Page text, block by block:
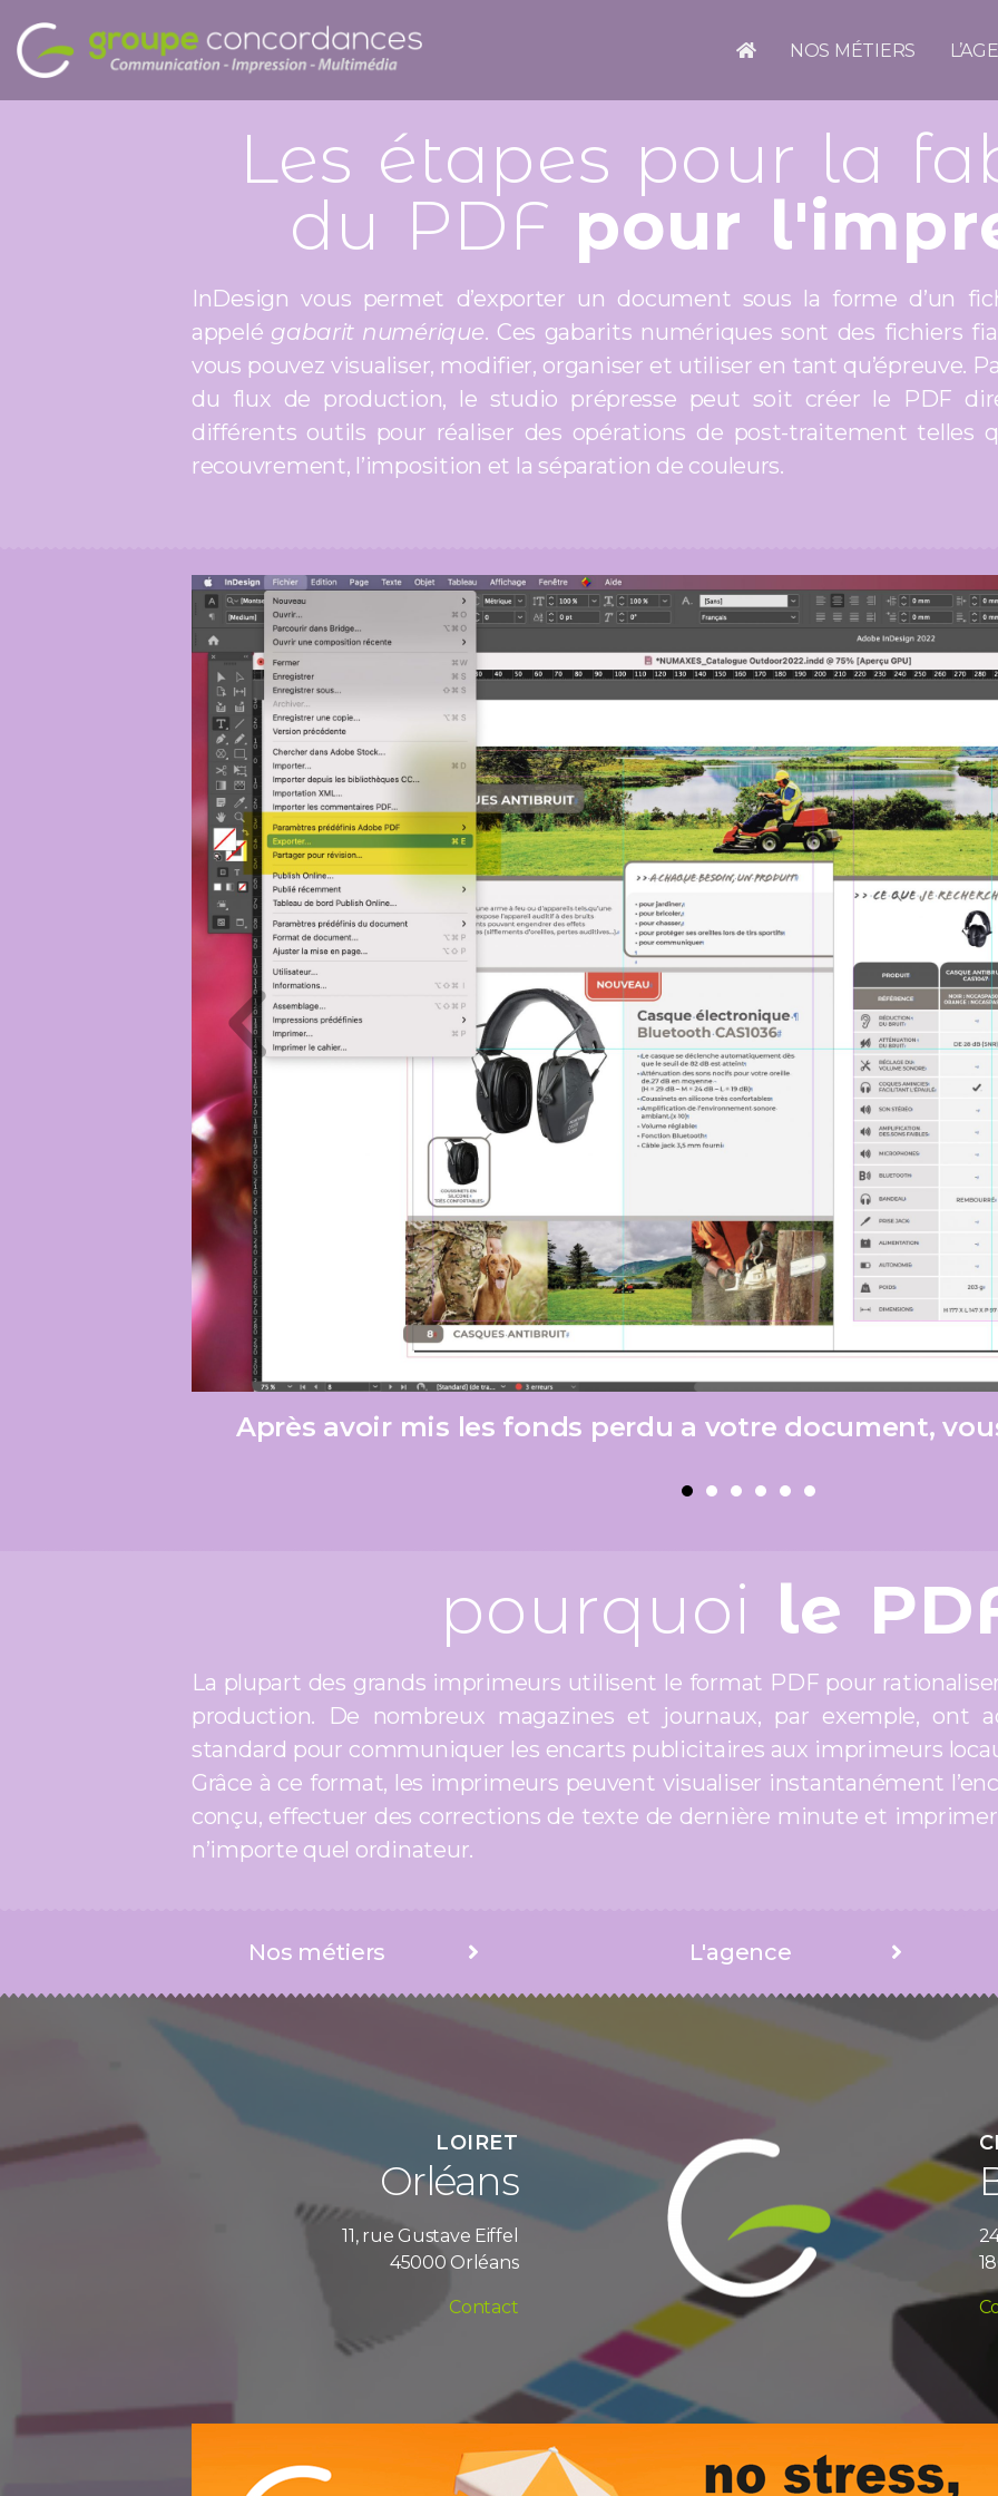
NOS MÉTIERS
Les étapes pour la
du PDF pour
InDesign vous permet d’exporter un document sous la forme d’un
appelé gabarit numérique. Ces gabarits numériques sont des fichiers
vous pouvez visualiser, modifier, organiser et utiliser en tant qu’épreuve.
du flux de production, le studio prépresse peut soit créer le PDF
différents outils pour réaliser des opérations de post-traitement telles
recouvrement, l’imposition et la séparation de couleurs.
Après avoir mis les fonds perdu a votre document,
pourquoi le
La plupart des grands imprimeurs utilisent le format PDF pour
production. De nombreux magazines et journaux, par exemple, ont
standard pour communiquer les encarts publicitaires aux imprimeurs
Grâce à ce format, les imprimeurs peuvent visualiser instantanément
conçu, effectuer des corrections de texte de dernière minute et
n’importe quel ordinateur.
Nos métiers L'agence
LOIRET
Orléans
11, rue Gustave Eiffel
45000 Orléans
Contact